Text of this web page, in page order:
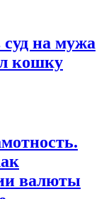
на мужа
кошку
валюты